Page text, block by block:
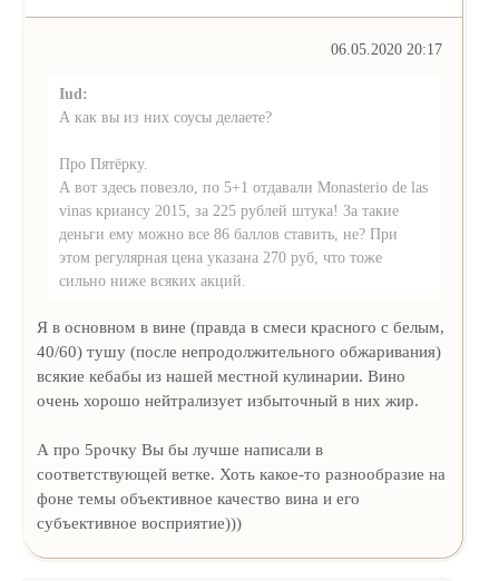
06.05.2020 20:17
Iud:
А как вы из них соусы делаете?
Про Пятёрку.
А вот здесь повезло, по 5+1 отдавали Monasterio de las
vinas криансу 2015, за 225 рублей штука! За такие
деньги ему можно все 86 баллов ставить, не? При
этом регулярная цена указана 270 руб, что тоже
сильно ниже всяких акций.
Я в основном в вине (правда в смеси красного с белым,
40/60) тушу (после непродолжительного обжаривания)
всякие кебабы из нашей местной кулинарии. Вино
очень хорошо нейтрализует избыточный в них жир.
А про 5рочку Вы бы лучше написали в
соответствующей ветке. Хоть какое-то разнообразие на
фоне темы объективное качество вина и его
субъективное восприятие)))